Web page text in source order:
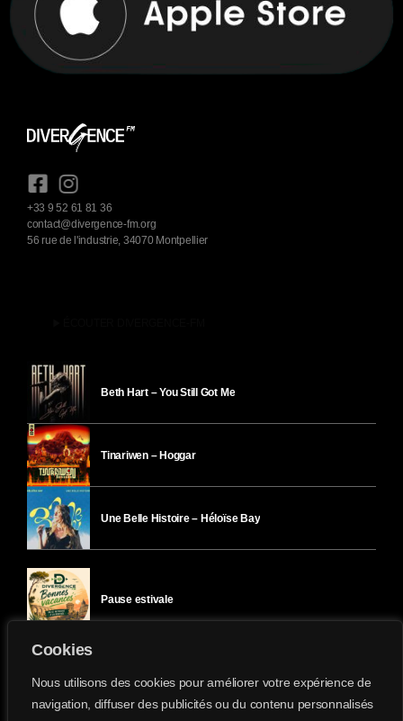
Cookies
Nous utilisons des cookies pour améliorer votre expérience de
navigation, diffuser des publicités ou du contenu personnalisés
+33 9 52 61 81 36
contact@divergence-fm.org
56 rue de l'industrie, 34070 Montpellier
Beth Hart – You Still Got Me
Tinariwen – Hoggar
Une Belle Histoire – Héloïse Bay
Pause estivale